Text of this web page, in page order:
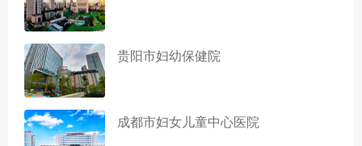
贵阳市妇幼保健院
成都市妇女儿童中心医院